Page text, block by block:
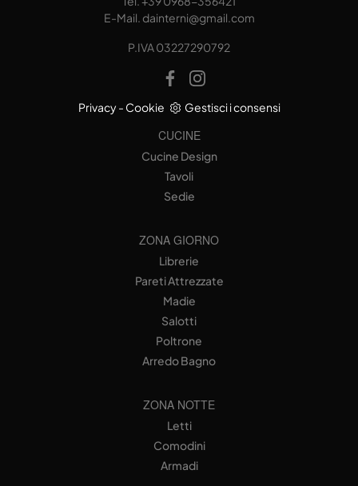
E-Mail. dainterni@gmail.com
P.IVA 03227290792
Privacy- Cookie Gestisci i consensi
CUCINE
Cucine Design
Tavoli
Sedie
ZONA GIORNO
Librerie
Pareti Attrezzate
Madie
Salotti
Poltrone
Arredo Bagno
ZONA NOTTE
Letti
Comodini
Armadi